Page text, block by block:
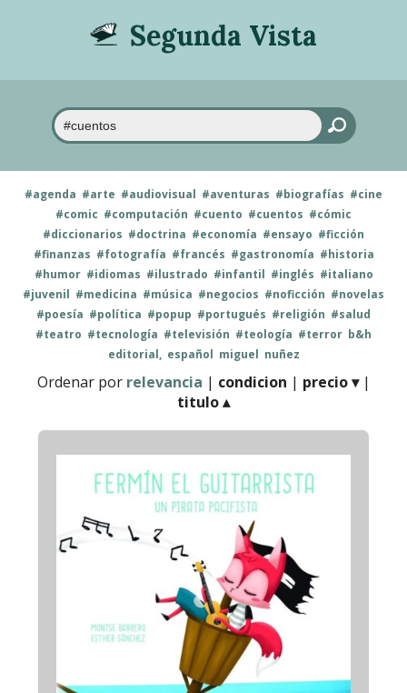
Segunda Vista
#agenda #arte #audiovisual #aventuras #biografías #cine
#comic #computación #cuento #cuentos #cómic
#diccionarios #doctrina #economía #ensayo #ficción
#finanzas #fotografía #francés #gastronomía #historia
#humor #idiomas #ilustrado #infantil #inglés #italiano
#juvenil #medicina #música #negocios #noficción #novelas
#poesía #política #popup #portugués #religión #salud
#teatro #tecnología #televisión #teología #terror b&h
editorial, español miguel nuñez
Ordenar por relevancia | condicion | precio ▾|
titulo ▴